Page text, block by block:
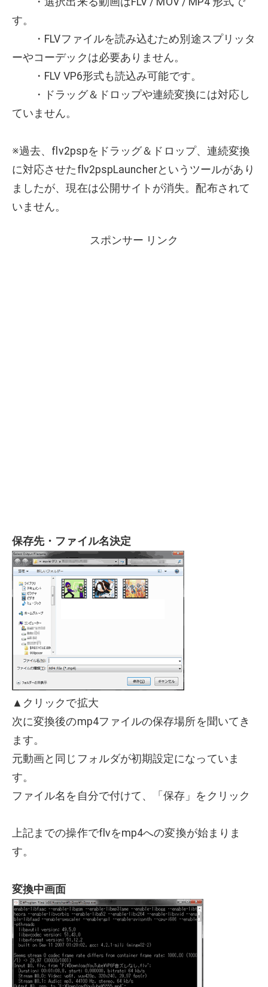
す。
・FLVファイルを読み込むため別途スプリッタ
ーやコーデックは必要ありません。
・FLV VP6形式も読込み可能です。
・ドラッグ＆ドロップや連続変換には対応し
ていません。
※過去、flv2pspをドラッグ＆ドロップ、連続変換
に対応させたflv2pspLauncherというツールがあり
ましたが、現在は公開サイトが消失。配布されて
いません。
スポンサー リンク
保存先・ファイル名決定
▲クリックで拡大
次に変換後のmp4ファイルの保存場所を聞いてき
ます。
元動画と同じフォルダが初期設定になっていま
す。
ファイル名を自分で付けて、「保存」をクリック
上記までの操作でflvをmp4への変換が始まりま
す。
変換中画面